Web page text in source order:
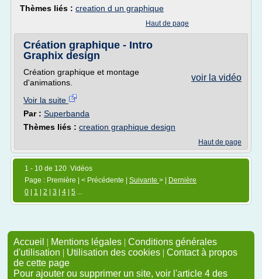
Thèmes liés : creation d un graphique
Haut de page
Création graphique - Intro
Graphix design
voir la vidéo
Création graphique et montage
d'animations.
Voir la suite
Par : Superbanda
Thèmes liés : creation graphique design
Haut de page
1 - 10 de 120 Vidéos
Page : Première | < Précédente | Suivante > |
Dernière
0
1 2 3 4 5 ...
Accueil | Mentions légales | Conditions générales
d'utilisation | Utilisation des cookies | Contact à propos
de cette page
Pour ajouter ou supprimer un site, voir l'article 4 des